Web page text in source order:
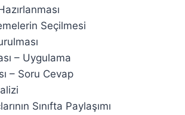
Seçilmesi
– Uygulama
– Soru Cevap
Sınıfta Paylaşımı